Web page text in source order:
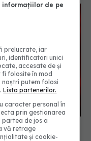
nevaccinați, în
de pe
prelucrate, iar
identificatori unici
accesate de și
fi folosite în mod
noștri putem folosi
Lista partenerilor.
caracter personal în
prin gestionarea
partea de jos a
vă retrage
și cookie-